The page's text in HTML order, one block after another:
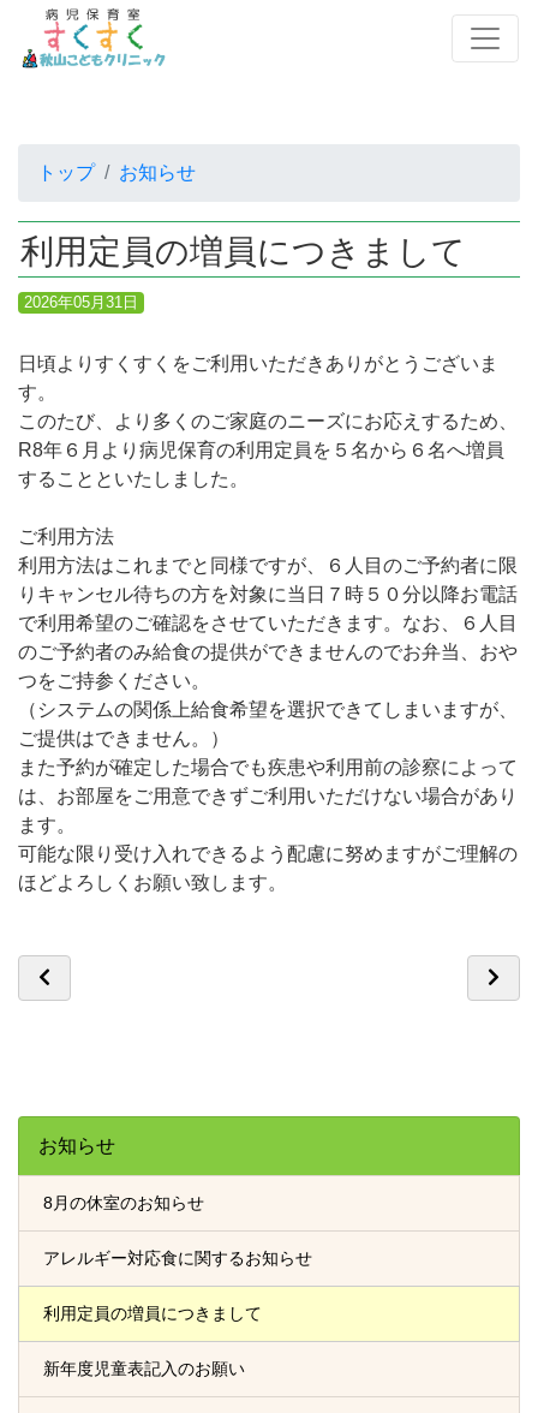
トップ お知らせ
利用定員の増員につきまして
2026年05月31日
日頃よりすくすくをご利用いただきありがとうございま
す。
このたび、より多くのご家庭のニーズにお応えするため、
R8年６月より病児保育の利用定員を５名から６名へ増員
することといたしました。
ご利用方法
利用方法はこれまでと同様ですが、６人目のご予約者に限
りキャンセル待ちの方を対象に当日７時５０分以降お電話
で利用希望のご確認をさせていただきます。なお、６人目
のご予約者のみ給食の提供ができませんのでお弁当、おや
つをご持参ください。
（システムの関係上給食希望を選択できてしまいますが、
ご提供はできません。）
また予約が確定した場合でも疾患や利用前の診察によって
は、お部屋をご用意できずご利用いただけない場合があり
ます。
可能な限り受け入れできるよう配慮に努めますがご理解の
ほどよろしくお願い致します。
お知らせ
8月の休室のお知らせ
アレルギー対応食に関するお知らせ
利用定員の増員につきまして
新年度児童表記入のお願い